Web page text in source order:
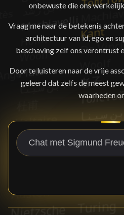
onbewuste die ons
Vraag me naar de betekenis
architectuur van id, ego en
beschaving zelf ons verontrust
Door te luisteren naar de vrije
geleerd dat zelfs de meest
waarheden